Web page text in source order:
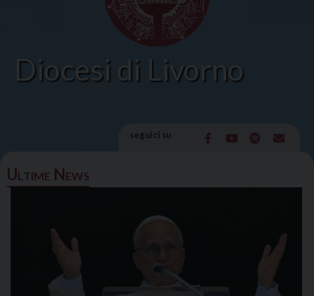
Diocesi di Livorno
seguici su
Ultime News